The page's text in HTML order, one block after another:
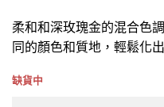
柔和和深玫瑰金的混合色
同的顏色和質地，輕鬆化
缺貨中